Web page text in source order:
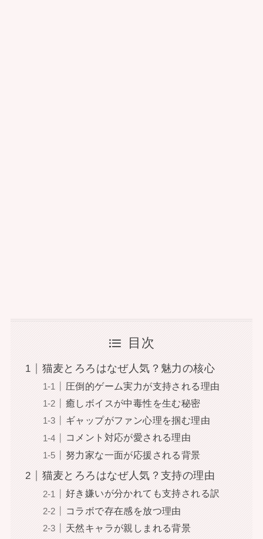
目次
猫麦とろろはなぜ人気？魅力の核心
圧倒的ゲーム実力が支持される理由
癒しボイスが中毒性を生む秘密
ギャップがファン心理を掴む理由
コメント対応が愛される理由
努力家な一面が応援される背景
猫麦とろろはなぜ人気？支持の理由
好き嫌いが分かれても支持される訳
コラボで存在感を放つ理由
天然キャラが親しまれる背景